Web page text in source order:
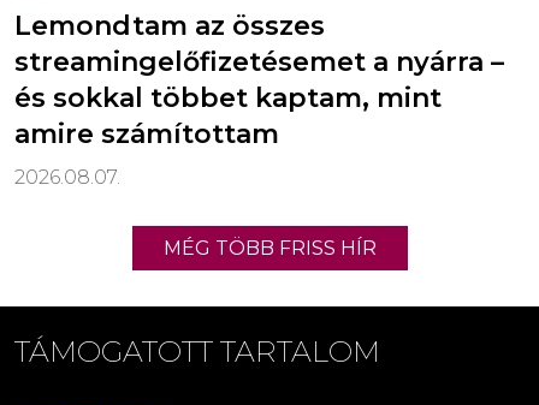
Lemondtam az összes
streamingelőfizetésemet a nyárra –
és sokkal többet kaptam, mint
amire számítottam
2026.08.07.
MÉG TÖBB FRISS HÍR
TÁMOGATOTT TARTALOM